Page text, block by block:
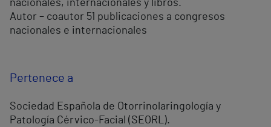
nacionales, internacionales y libros.
Autor – coautor 51 publicaciones a congresos
nacionales e internacionales
Pertenece a
Sociedad Española de Otorrinolaringología y
Patología Cérvico-Facial (SEORL).